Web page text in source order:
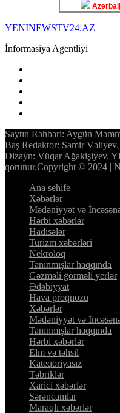
YENINEWSTV24.AZ
İnformasiya Agentliyi
Saytın Rəhbəri: Aygün
Baş Redaktor: Samir
Dizayn: Vüqar Ağakişiyev.
qorunur.Copyright © 2024 |
Ana sehife
Xəbərlər
Mədəniyyət və
Hərbi xəbərlər
Hadisələr
Turizm xəbərləri
Nekroloq
Tanınmışlar haqqında
Gəzməli görməli yerlər
Ədəbiyyat
Hava proqnozu
Xəbərlər
Mədəniyyət və
Tanınmışlar haqqında
Hərbi xəbərlər
Elm və təhsil
Kateqoriyasız
Təbriklər
Xarici xəbərlər
Sərəncamlar
Maraqlı xəbərlər